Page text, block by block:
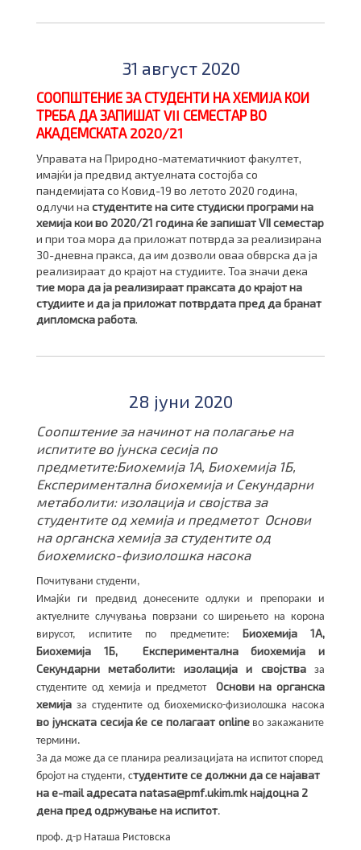
31 август 2020
СООПШТЕНИЕ ЗА СТУДЕНТИ НА ХЕМИЈА КОИ
ТРЕБА ДА ЗАПИШАТ VII СЕМЕСТАР ВО
АКАДЕМСКАТА 2020/21
Управата на Природно-математичкиот факултет,
имајќи ја предвид актуелната состојба со
пандемијата со Ковид-19 во летото 2020 година,
одлучи на студентите на сите студиски програми на
хемија кои во 2020/21 година ќе запишат VII семестар
и при тоа мора да приложат потврда за реализирана
30-дневна пракса, да им дозволи оваа обврска да ја
реализираат до крајот на студиите. Тоа значи дека
тие мора да ја реализираат праксата до крајот на
студиите и да ја приложат потврдата пред да бранат
дипломска работа.
28 јуни 2020
Соопштение за начинот на полагање на
испитите во јунска сесија по
предметите:Биохемија 1А, Биохемија 1Б,
Експериментална биохемија и Секундарни
метаболити: изолација и својства за
студентите од хемија и предметот Основи
на органска хемија за студентите од
биохемиско-физиолошка насока
Почитувани студенти,
Имајќи ги предвид донесените одлуки и препораки и
актуелните случувања поврзани со ширењето на корона
вирусот, испитите по предметите: Биохемија 1А,
Биохемија 1Б, Експериментална биохемија и
Секундарни метаболити: изолација и својства за
студентите од хемија и предметотОснови на органска
хемија за студентите од биохемиско-физиолошка насока
во јунската сесија ќе се полагаат onlineво закажаните
термини.
За да може да се планира реализацијата на испитот според
бројот на студенти, студентите се должни да се најават
на e-mail адресата natasa@pmf.ukim.mk најдоцна 2
дена пред одржување на испитот.
проф. д-р Наташа Ристовска